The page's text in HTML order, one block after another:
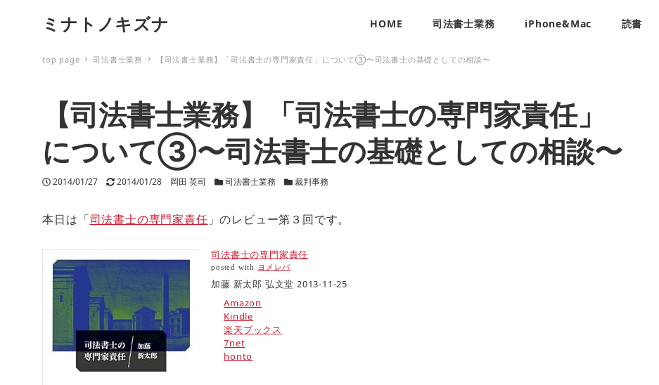
ミナトノキズナ HOME 司法書士業務 iPhone&Mac 読書
top page 司法書士業務 【司法書士業務】「司法書士の専門家責任」について③〜司法書士の基礎としての相談〜
【司法書士業務】「司法書士の専門家責任」
について③〜司法書士の基礎としての相談〜
投稿日
2014/01/27 更新日
2014/01/28 著者
岡田 英司 カテゴリー
司法書士業務 カテゴリー
裁判事務
本日は「司法書士の専門家責任 」のレビュー第３回です。
司法書士の専門家責任
posted with ヨメレバ
加藤 新太郎 弘文堂 2013-11-25
Amazon
Kindle
楽天ブックス
7net
honto